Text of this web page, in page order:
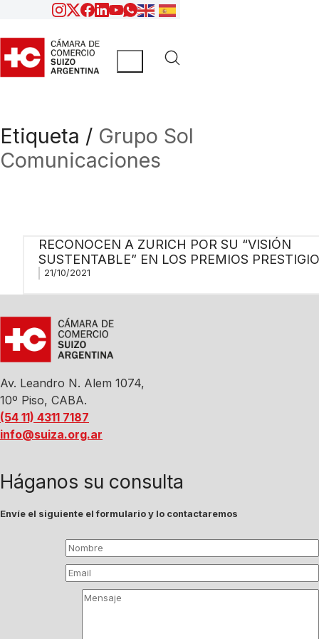
Etiqueta / Grupo Sol
Comunicaciones
RECONOCEN A ZURICH POR SU “VISIÓN
SUSTENTABLE” EN LOS PREMIOS PRESTIGIO
21/10/2021
Av. Leandro N. Alem 1074,
10º Piso, CABA.
(54 11) 4311 7187
info@suiza.org.ar
Háganos su consulta
Envíe el siguiente el formulario y lo contactaremos